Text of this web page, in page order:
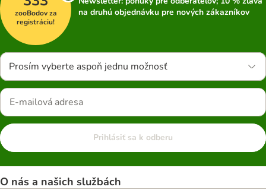
zooBodov za
registráciu!
na druhú objednávku pre nových zákazníkov
Prosím vyberte aspoň jednu možnosť
Prihlásiť sa k odberu
O nás a našich službách